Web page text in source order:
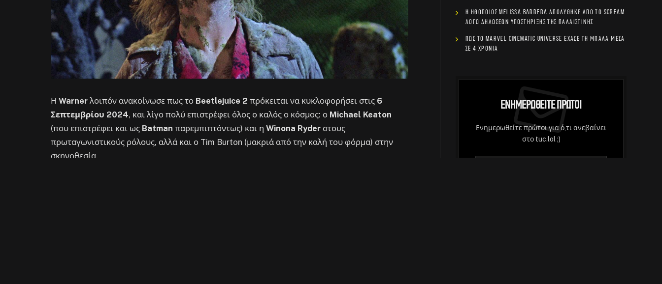
Η Warner λοιπόν ανακοίνωσε πως το Beetlejuice 2 πρόκειται να κυκλοφορήσει στις 6
Σεπτεμβρίου 2024, και λίγο πολύ επιστρέφει όλος ο καλός ο κόσμος: ο Michael Keaton
(που επιστρέφει και ως Batman παρεμπιπτόντως) και η Winona Ryder στους
πρωταγωνιστικούς ρόλους, αλλά και ο Tim Burton (μακριά από την καλή του φόρμα) στην
σκηνοθεσία.
Η ηθοποιός Melissa Barrera απολύθηκε από το Scream
λόγω δηλώσεων υποστήριξης της Παλαιστίνης
Πώς το Marvel Cinematic Universe έχασε τη μπάλα μέσα
σε 4 χρόνια
Ενημερωθείτε Πρώτοι
Ενημερωθείτε πρώτοι για ό,τι ανεβαίνει
στο tuc.lol ;)